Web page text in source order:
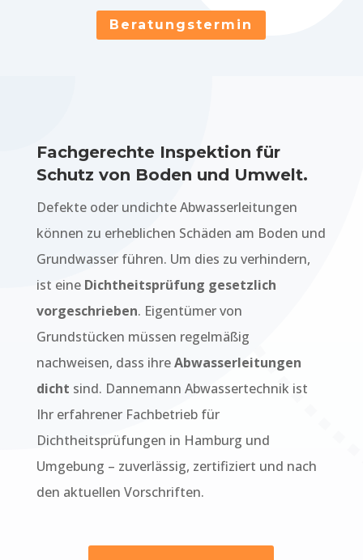
Beratungstermin
Fachgerechte Inspektion für
Schutz von Boden und Umwelt.
Defekte oder undichte Abwasserleitungen
können zu erheblichen Schäden am Boden und
Grundwasser führen. Um dies zu verhindern,
ist eine Dichtheitsprüfung gesetzlich
vorgeschrieben. Eigentümer von
Grundstücken müssen regelmäßig
nachweisen, dass ihreAbwasserleitungen
dicht sind. Dannemann Abwassertechnik ist
Ihr erfahrener Fachbetrieb für
Dichtheitsprüfungen in Hamburg und
Umgebung – zuverlässig, zertifiziert und nach
den aktuellen Vorschriften.